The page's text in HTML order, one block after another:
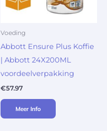
Voeding
Abbott Ensure Plus Koffie
| Abbott 24X200ML
voordeelverpakking
€57.97
Meer Info